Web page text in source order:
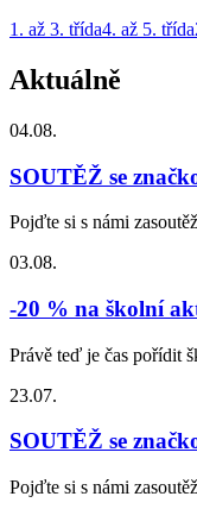
1. až 3. třída4. až 5. třída
Aktuálně
04.08.
SOUTĚŽ se
Pojďte si s námi
03.08.
-20 % na školní
Právě teď je čas pořídit
23.07.
SOUTĚŽ se
Pojďte si s námi